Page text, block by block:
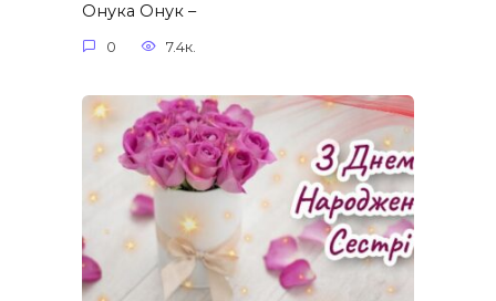
Онука Онук –
0 7.4к.